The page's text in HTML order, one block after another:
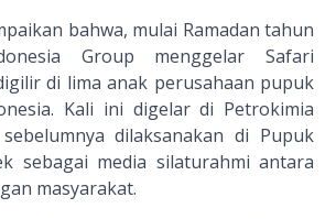
bahwa, mulai Ramadan tahun
Group menggelar Safari
di lima anak perusahaan pupuk
Kali ini digelar di Petrokimia
dilaksanakan di Pupuk
sebagai media silaturahmi antara
masyarakat.